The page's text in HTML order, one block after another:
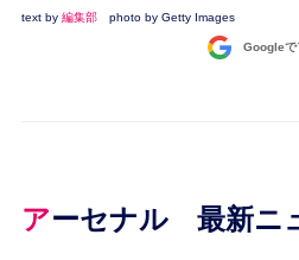
高校サッカー
text by 編集部 photo by Getty Images
Googleで
アーセナル 最新ニ